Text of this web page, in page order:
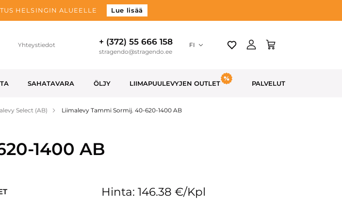
HELSINGIN ALUEELLE Lue lisää
Yhteystiedot + (372) 55 666 158
stragendo@stragendo.ee
FI
SAHATAVARA ÖLJY LIIMAPUULEVYJEN OUTLET PALVELUT
Select (AB) Liimalevy Tammi Sormij. 40-620-1400 AB
1400 AB
Hinta: 146.38 €/Kpl